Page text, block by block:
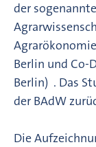
der
Berlin und Co-
Berlin) . Das
der BAdW
Die